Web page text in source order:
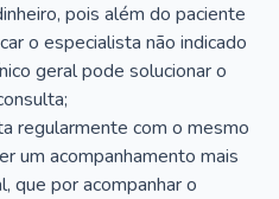
pois além do paciente
o especialista não indicado
geral pode solucionar o
regularmente com o mesmo
um acompanhamento mais
que por acompanhar o